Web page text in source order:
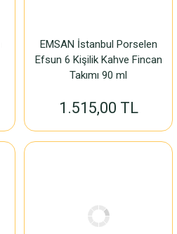
EMSAN İstanbul Porselen
Efsun 6 Kişilik Kahve Fincan
Takımı 90 ml
1.515,00 TL